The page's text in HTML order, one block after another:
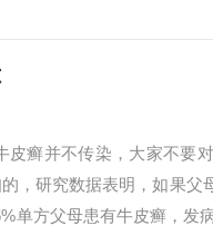
皮癣并不传染，大家不要
，研究数据表明，如果
单方父母患有牛皮癣，发